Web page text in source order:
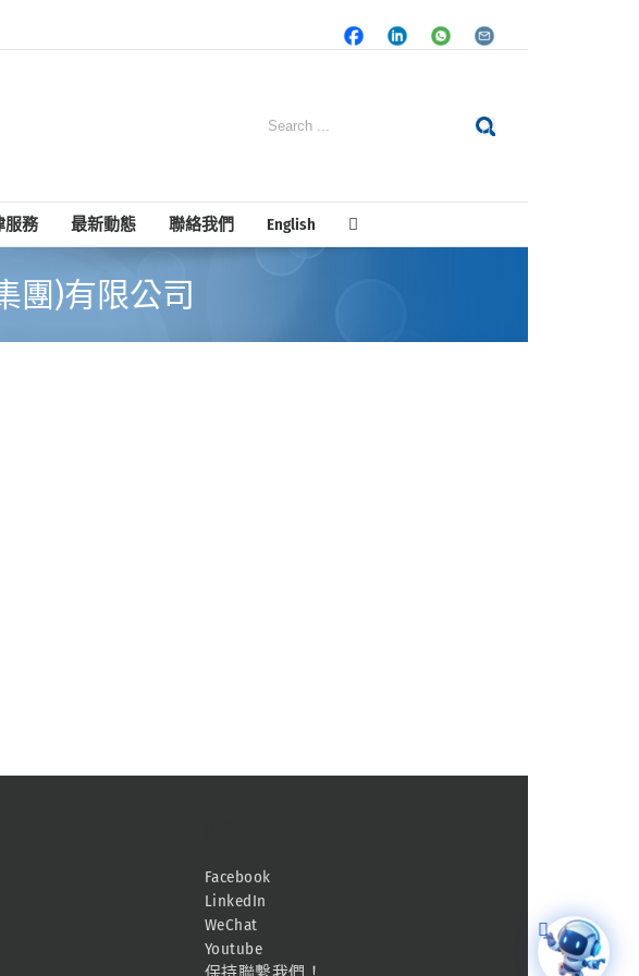
FacebookLinkedInWhatsapp
Email
Search
服務 最新動態 聯絡我們 English
團)有限公司
Facebook
LinkedIn
WeChat
Youtube